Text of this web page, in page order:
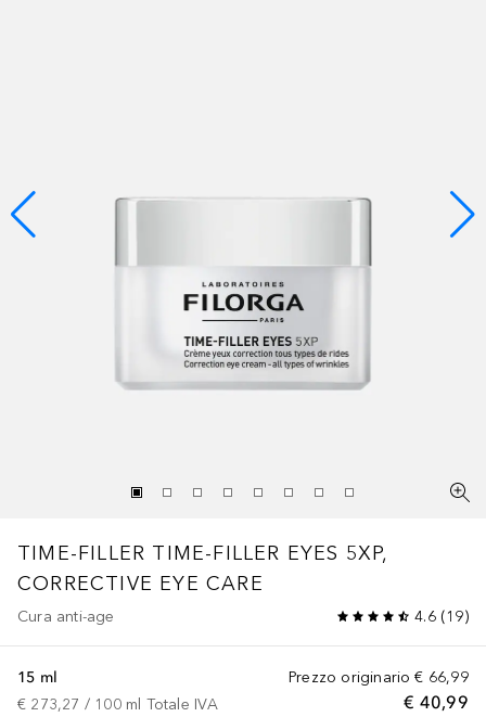
TIME-FILLER TIME-FILLER EYES 5XP,
CORRECTIVE EYE CARE
Cura anti-age 4.6(19)
Prezzo originario € 66,99
€ 40,99
15 ml
€ 273,27 / 100 ml Totale IVA